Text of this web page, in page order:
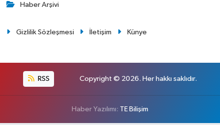
Haber Arşivi
Gizlilik Sözleşmesi İletişim Künye
RSS Copyright © 2026. Her hakkı saklıdır.
Haber Yazılımı: TE Bilişim